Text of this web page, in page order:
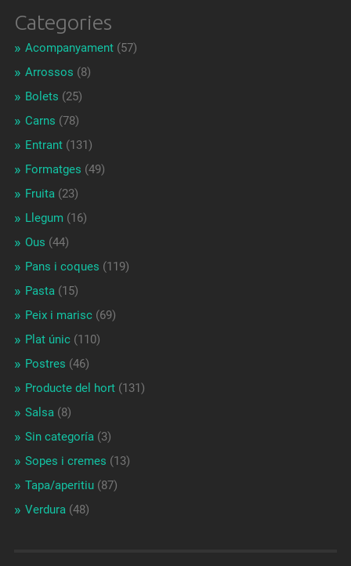
Categories
Acompanyament(57)
Arrossos (8)
Bolets (25)
Carns (78)
Entrant(131)
Formatges (49)
Fruita(23)
Llegum (16)
Ous (44)
Pans i coques (119)
Pasta(15)
Peix i marisc(69)
Plat únic(110)
Postres (46)
Producte del hort(131)
Salsa(8)
Sin categoría(3)
Sopes i cremes (13)
Tapa/aperitiu(87)
Verdura(48)